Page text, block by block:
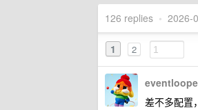
126 replies • 2026-
1 2
差不多配置